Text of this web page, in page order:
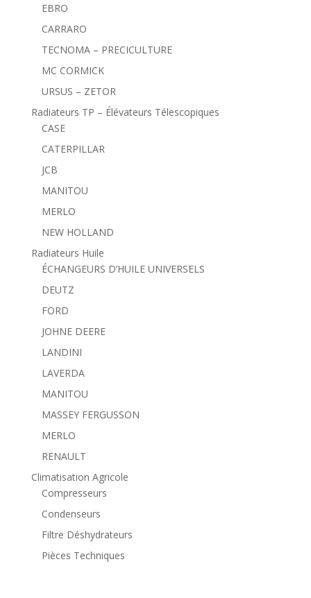
EBRO
CARRARO
TECNOMA – PRECICULTURE
MC CORMICK
URSUS – ZETOR
Radiateurs TP – Élévateurs Télescopiques
CASE
CATERPILLAR
JCB
MANITOU
MERLO
NEW HOLLAND
Radiateurs Huile
ÉCHANGEURS D’HUILE UNIVERSELS
DEUTZ
FORD
JOHNE DEERE
LANDINI
LAVERDA
MANITOU
MASSEY FERGUSSON
MERLO
RENAULT
Climatisation Agricole
Compresseurs
Condenseurs
Filtre Déshydrateurs
Pièces Techniques